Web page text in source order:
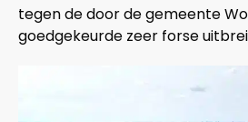
tegen de door de gemeente
goedgekeurde zeer forse